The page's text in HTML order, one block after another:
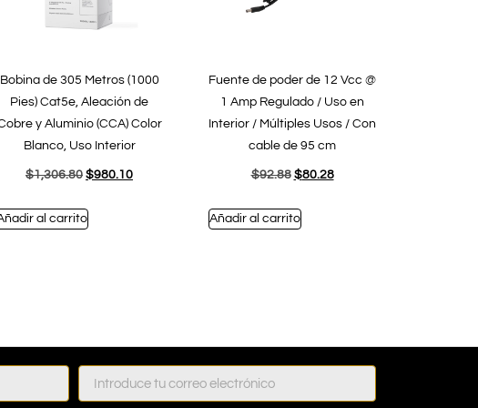
Bobina de 305 Metros (1000
Pies) Cat5e, Aleación de
y Aluminio (CCA) Color
Blanco, Uso Interior
$1,306.80 $980.10
al carrito
Fuente de poder de 12 Vcc @
1 Amp Regulado / Uso en
Interior / Múltiples Usos / Con
cable de 95 cm
$92.88 $80.28
Añadir al carrito